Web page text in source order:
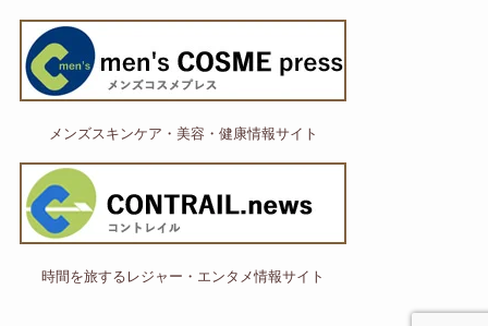
メンズスキンケア・美容・健康情報サイト
時間を旅するレジャー・エンタメ情報サイト